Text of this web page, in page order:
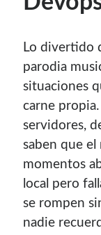
contenido para
Lo divertido
parodia
situaciones
carne
servidores,
saben que
momentos
local pero
se rompen
nadie